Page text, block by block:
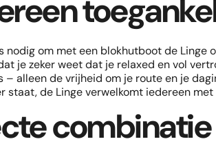
nodig om met een blokhutboot de Linge
je zeker weet dat je relaxed en vol
– alleen de vrijheid om je route en je
staat, de Linge verwelkomt iedereen met